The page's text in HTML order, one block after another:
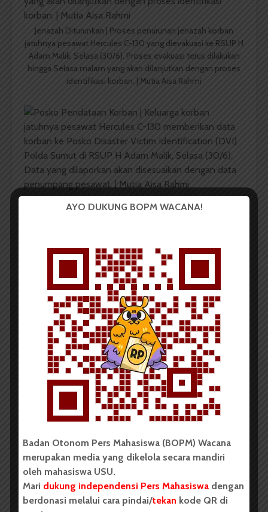
Jenazah Diturunkan | Proses penurunan jenazah korban
jatuhnya pesawat Hercules C-130 yang dievakuasi ke RSUP H
Adam Malik, Selasa (30/6). Proses evakuasi terus dilakukan
hingga Selasa malam yang akan dilanjutkan dengan proses
identifikasi korban. | Mutia Aisa Rahmi
Posko Pendataan Korban | Keluarga korban jatuhnya
pesawat Hercules C-130 memberikan data korban ke Posko
disesuaikan dengan data penumpang pesawat. | Mutia Aisa
Rahmi
Komentar Facebook Anda
Redaksi
merupakan pers mahasiswa yang berdiri di luar
kampus dan dikelola secara mandiri oleh mahasiswa
LIHAT SEMUA ARTIKEL
AYO DUKUNG BOPM WACANA!
Badan Otonom Pers Mahasiswa (BOPM) Wacana
merupakan media yang dikelola secara mandiri
oleh mahasiswa USU.
Mari dukung independensi Pers Mahasiswa dengan
berdonasi melalui cara pindai/tekan kode QR di